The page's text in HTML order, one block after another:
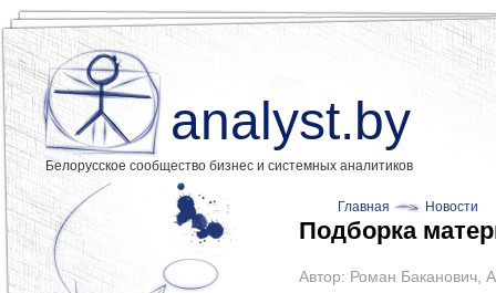
analyst.by
Белорусское сообщество бизнес и системных аналитиков
Главная Новости
Подборка
Автор: Роман Баканович